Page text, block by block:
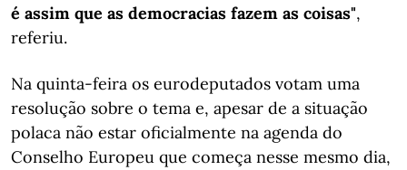
é assim que as democracias fazem as coisas",
referiu.
Na quinta-feira os eurodeputados votam uma
resolução sobre o tema e, apesar de a situação
polaca não estar oficialmente na agenda do
Conselho Europeu que começa nesse mesmo dia,